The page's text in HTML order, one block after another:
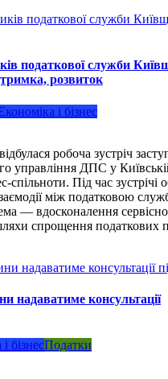
податкової служби
розвиток
і бізнес
робоча зустріч
управління ДПС у
спільноти. Під час зустрічі
між податковою
— вдосконалення
спрощення податкових
надаватиме консультації
бізнесПодатки